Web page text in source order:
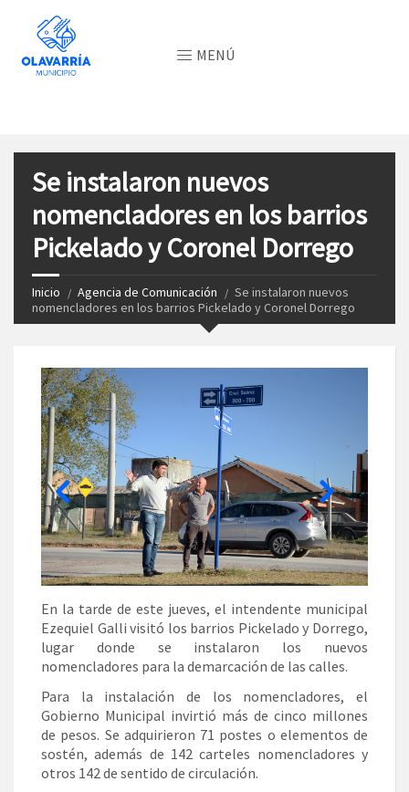
MENÚ
Se instalaron nuevos
nomencladores en los barrios
Pickelado y Coronel Dorrego
Inicio Agencia de Comunicación
Se instalaron nuevos
nomencladores en los barrios Pickelado y Coronel Dorrego
En la tarde de este jueves, el intendente municipal
Ezequiel Galli visitó los barrios Pickelado y Dorrego,
lugar donde se instalaron los nuevos
nomencladores para la demarcación de las calles.
Para la instalación de los nomencladores, el
Gobierno Municipal invirtió más de cinco millones
de pesos. Se adquirieron 71 postes o elementos de
sostén, además de 142 carteles nomencladores y
otros 142 de sentido de circulación.